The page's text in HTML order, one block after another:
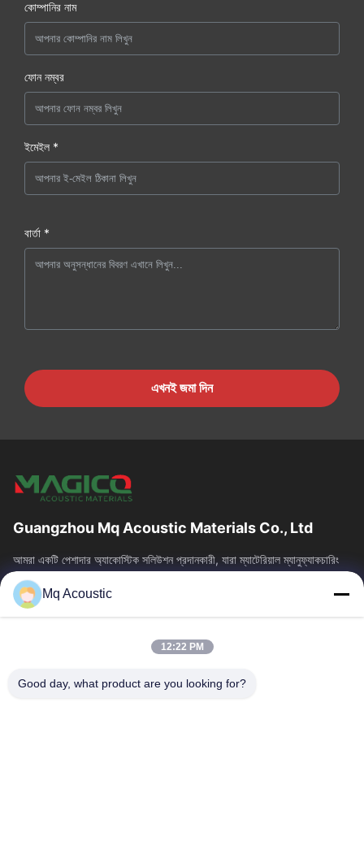
কোম্পানির নাম
ফোন নম্বর
ইমেইল *
বার্তা *
এখনই জমা দিন
Guangzhou Mq Acoustic Materials Co., Ltd
আমরা একটি পেশাদার অ্যাকোস্টিক সলিউশন প্রদানকারী, যারা ম্যাটেরিয়াল ম্যানুফ্যাকচারিং
এবং আর্কিটেকচারাল অ্যাকোস্টিকসকে একত্রিত করে। আমরা স্টুডিও,...
দ্রুত লিঙ্ক
আমাদের সম্বন্ধে
কারখানা পরিদর্শন
গুণমান নিয়ন্ত্রণ
Mq Acoustic
12:22 PM
Good day, what product are you looking for?